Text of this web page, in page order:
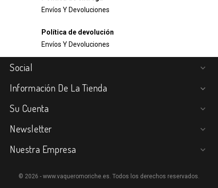
Envíos Y Devoluciones
Política de devolución
Envíos Y Devoluciones
Social 
Información De La Tienda 
Su Cuenta 
Newsletter 
Nuestra Empresa 
© 2026 - www.vaqueromoriche.es. Todos los derechos reservados.